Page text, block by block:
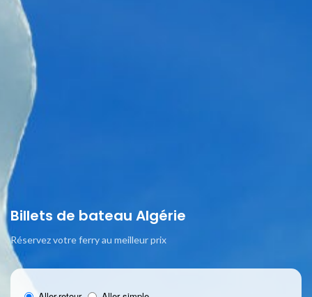
Billets de bateau Algérie
Réservez votre ferry au meilleur prix